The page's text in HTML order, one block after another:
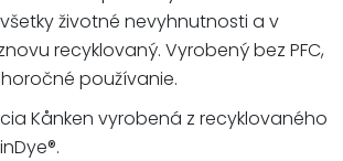
životné nevyhnutnosti a v
recyklovaný. Vyrobený bez PFC,
používanie.
Kånken vyrobená z recyklovaného